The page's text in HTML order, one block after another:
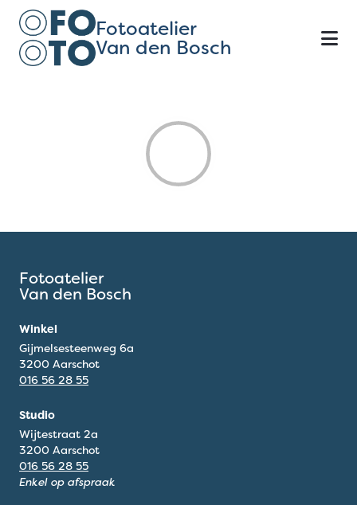
Fotoatelier
Van den Bosch
Fotoatelier
Van den Bosch
Winkel
Gijmelsesteenweg 6a
3200 Aarschot
016 56 28 55
Studio
Wijtestraat 2a
3200 Aarschot
016 56 28 55
Enkel op afspraak